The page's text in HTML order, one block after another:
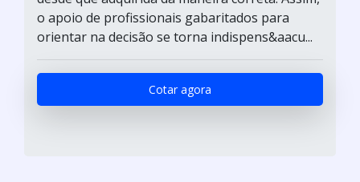
o apoio de profissionais gabaritados para
orientar na decisão se torna indispens&aacu...
Cotar agora